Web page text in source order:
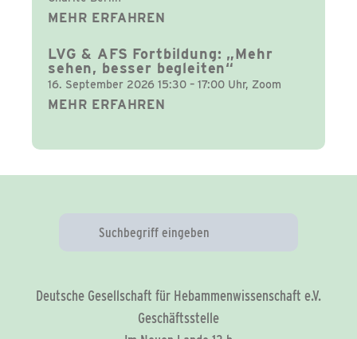
MEHR ERFAHREN
LVG & AFS Fortbildung: „Mehr
sehen, besser begleiten“
16. September 2026 15:30 – 17:00 Uhr, Zoom
MEHR ERFAHREN
Deutsche Gesellschaft für Hebammenwissenschaft e.V.
Geschäftsstelle